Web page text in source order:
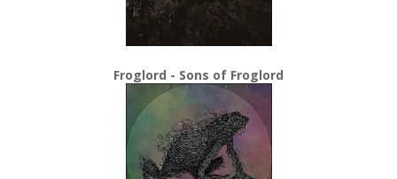
Froglord - Sons of Froglord